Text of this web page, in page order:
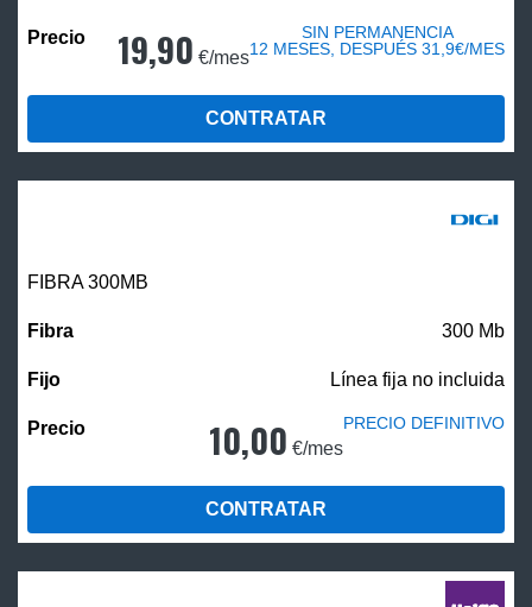
19,90 €/mes
SIN PERMANENCIA
12 MESES, DESPUÉS 31,9€/MES
CONTRATAR
FIBRA 300MB
300 Mb
Línea fija no incluida
10,00 €/mes
PRECIO DEFINITIVO
CONTRATAR